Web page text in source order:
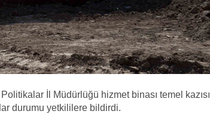
İl Müdürlüğü hizmet binası temel kazısı
durumu yetkililere bildirdi.